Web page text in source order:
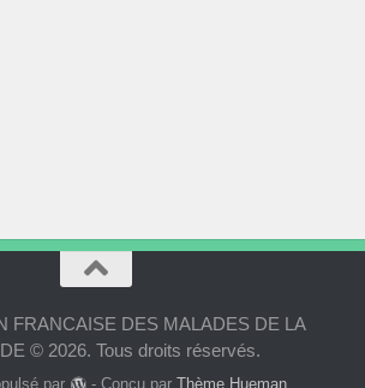
FRANCAISE DES MALADES DE LA
© 2026. Tous droits réservés.